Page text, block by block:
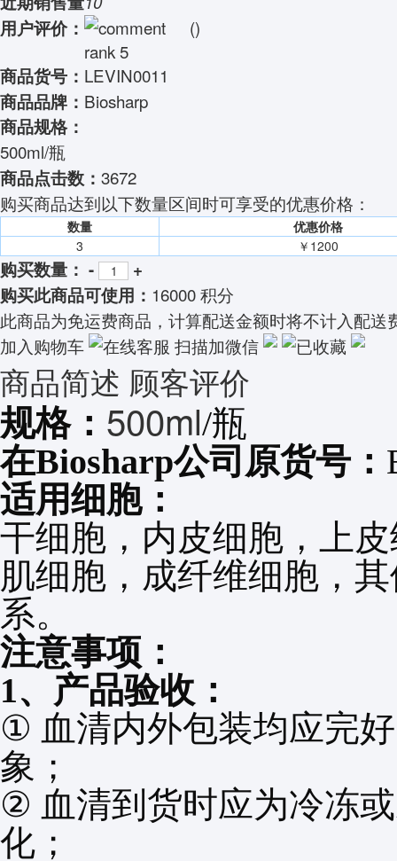
用户评价： ()
商品货号： LEVIN0011
商品品牌： Biosharp
商品规格：
500ml/瓶
商品点击数： 3672
购买商品达到以下数量区间时可享受的优惠价格：
数量
优惠价格
3
￥1200
购买数量： -
+
购买此商品可使用： 16000 积分
此商品为免运费商品，计算配送金额时将不计入配送
加入购物车
在线客服 扫描加微信 已收藏
商品简述 顾客评价
规格： 500ml/瓶
在Biosharp公司原货号：
适用细胞：
干细胞，内皮细胞，上
肌细胞， 成纤维细胞，
系。
注意事项：
1、产品验收：
① 血清内外包装均应完
象；
② 血清到货时应为冷冻
化；